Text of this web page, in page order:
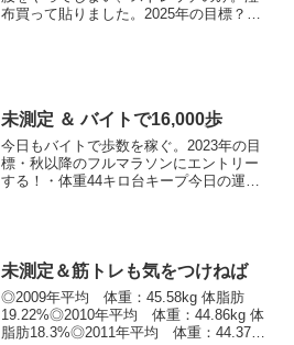
布買って貼りました。2025年の目標？
未測定 ＆ バイトで16,000歩
今日もバイトで歩数を稼ぐ。2023年の目
標・秋以降のフルマラソンにエントリー
する！・体重44キロ台キープ今日の運動
未測定＆筋トレも気をつけねば
◎2009年平均 体重：45.58kg 体脂肪
19.22%◎2010年平均 体重：44.86kg 体
脂肪18.3%◎2011年平均 体重：44.37kg